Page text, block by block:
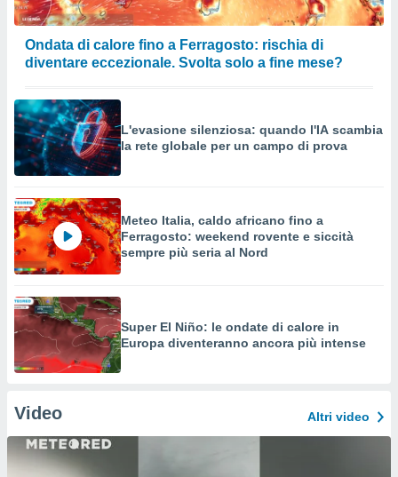
Ondata di calore fino a Ferragosto: rischia di
diventare eccezionale. Svolta solo a fine mese?
L'evasione silenziosa: quando l'IA scambia
la rete globale per un campo di prova
Meteo Italia, caldo africano fino a
Ferragosto: weekend rovente e siccità
sempre più seria al Nord
Super El Niño: le ondate di calore in
Europa diventeranno ancora più intense
Video Altri video